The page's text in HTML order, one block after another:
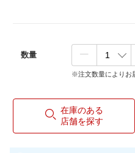
数量
※注文数量によりお
在庫のある
店舗を探す